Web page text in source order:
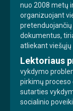
nuo 2008 metų
organizuojant
dokumentus,
atliekant viešųjų
Lektoriaus
vykdymo
pirkimų proceso
sutarties
socialinio